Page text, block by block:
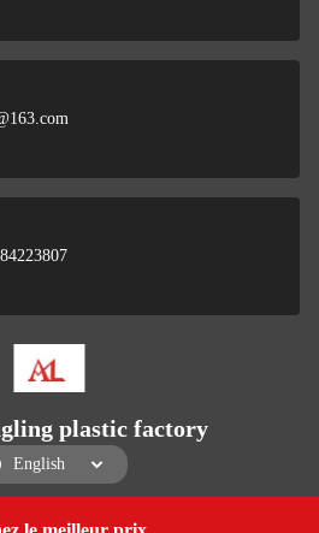
plastic factory